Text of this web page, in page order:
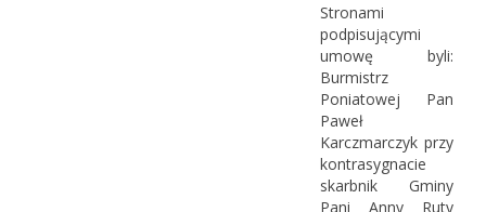
Stronami
podpisującymi
umowę byli:
Burmistrz
Poniatowej Pan
Paweł
Karczmarczyk przy
kontrasygnacie
skarbnik Gminy
Pani Anny Ruty